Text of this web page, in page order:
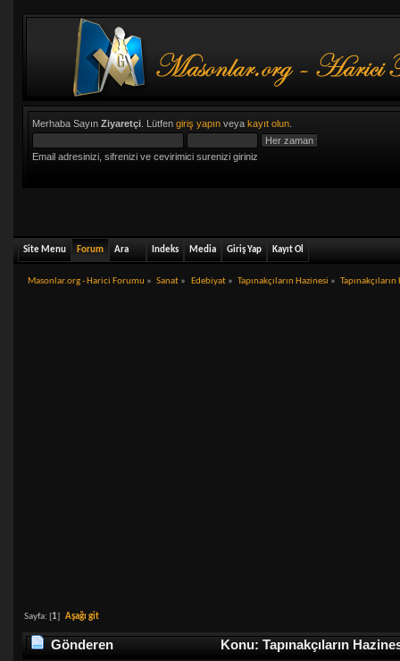
Merhaba Sayın Ziyaretçi. Lütfen giriş yapınveya kayıt olun.
Email adresinizi, sifrenizi ve cevirimici surenizi giriniz
Site Menu Forum Ara Indeks Media Giriş Yap Kayıt Ol
Masonlar.org - Harici Forumu » Sanat » Edebiyat» Tapınakçıların Hazinesi »
Sayfa: [1] Aşağı git
Gönderen Konu: Tapınakçıların